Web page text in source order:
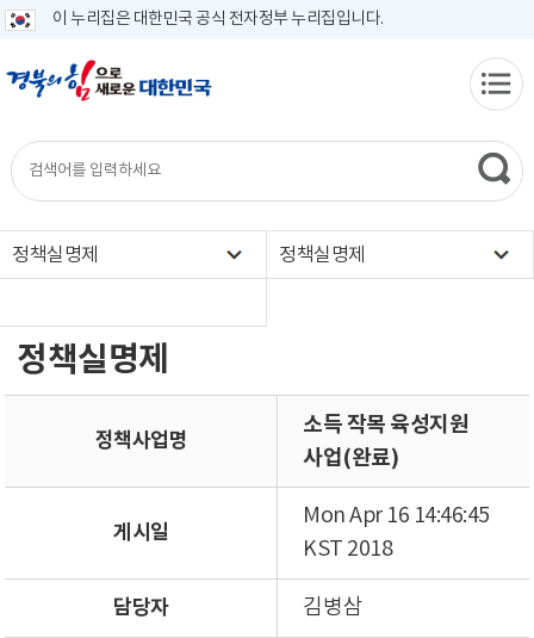
이 누리집은 대한민국 공식 전자정부 누리집입니다.
정책실명제 정책실명제
정책실명제
정책사업명
소득 작목 육성지원
사업(완료)
게시일
Mon Apr 16 14:46:45
KST 2018
담당자 김병삼